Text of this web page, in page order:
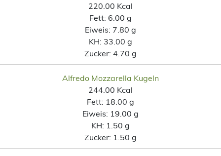
220.00 Kcal
Fett: 6.00 g
Eiweis: 7.80 g
KH: 33.00 g
Zucker: 4.70 g
Alfredo Mozzarella Kugeln
244.00 Kcal
Fett: 18.00 g
Eiweis: 19.00 g
KH: 1.50 g
Zucker: 1.50 g